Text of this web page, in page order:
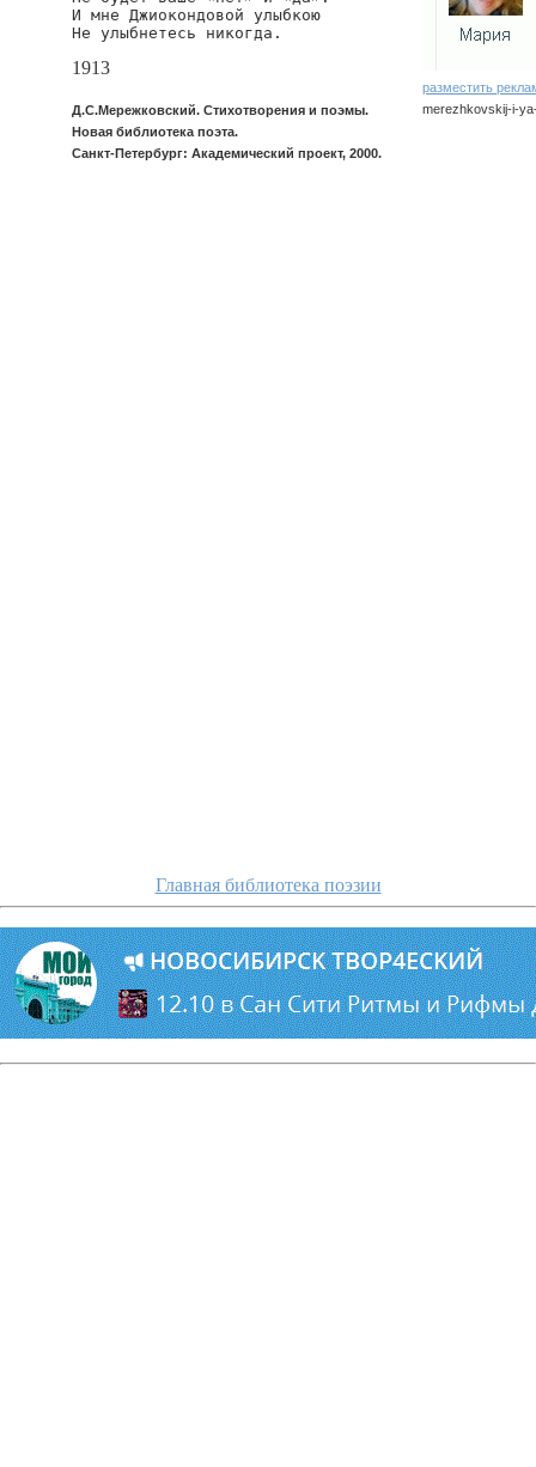
И мне Джиокондовой улыбкою
Не улыбнетесь никогда.
1913
Д.С.Мережковский. Стихотворения и поэмы.
Новая библиотека поэта.
Санкт-Петербург: Академический проект, 2000.
разместить
merezhkovskij-i-
Главная библиотека поэзии